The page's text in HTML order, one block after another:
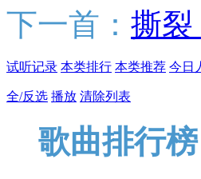
下一首： 撕裂
试听记录 本类排行 本类推荐 今日
全/反选 播放 清除列表
歌曲排行榜